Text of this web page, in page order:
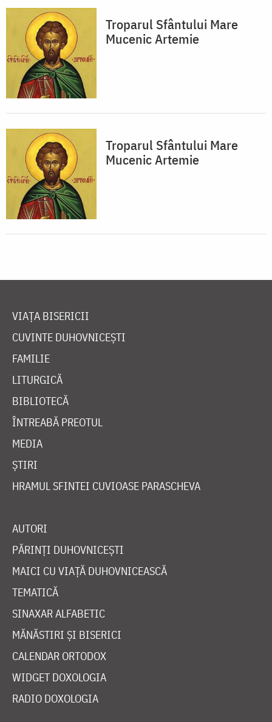
Troparul Sfântului Mare
Mucenic Artemie
Troparul Sfântului Mare
Mucenic Artemie
VIAȚA BISERICII
CUVINTE DUHOVNICEȘTI
FAMILIE
LITURGICĂ
BIBLIOTECĂ
ÎNTREABĂ PREOTUL
MEDIA
ȘTIRI
HRAMUL SFINTEI CUVIOASE PARASCHEVA
AUTORI
PĂRINȚI DUHOVNICEȘTI
MAICI CU VIAȚĂ DUHOVNICEASCĂ
TEMATICĂ
SINAXAR ALFABETIC
MĂNĂSTIRI ȘI BISERICI
CALENDAR ORTODOX
WIDGET DOXOLOGIA
RADIO DOXOLOGIA